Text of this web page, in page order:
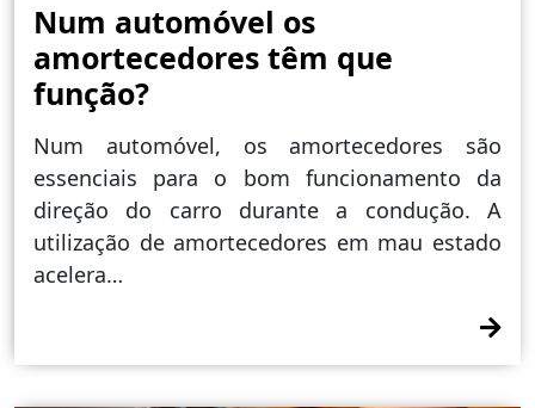
Num automóvel os
amortecedores têm que
função?
Num automóvel, os amortecedores são
essenciais para o bom funcionamento da
direção do carro durante a condução. A
utilização de amortecedores em mau estado
acelera…